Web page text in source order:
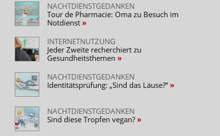
NACHTDIENSTGEDANKEN
Tour de Pharmacie: Oma zu Besuch im
Notdienst
INTERNETNUTZUNG
Jeder Zweite recherchiert zu
Gesundheitsthemen
NACHTDIENSTGEDANKEN
Identitätsprüfung: „Sind das Läuse?“
NACHTDIENSTGEDANKEN
Sind diese Tropfen vegan?